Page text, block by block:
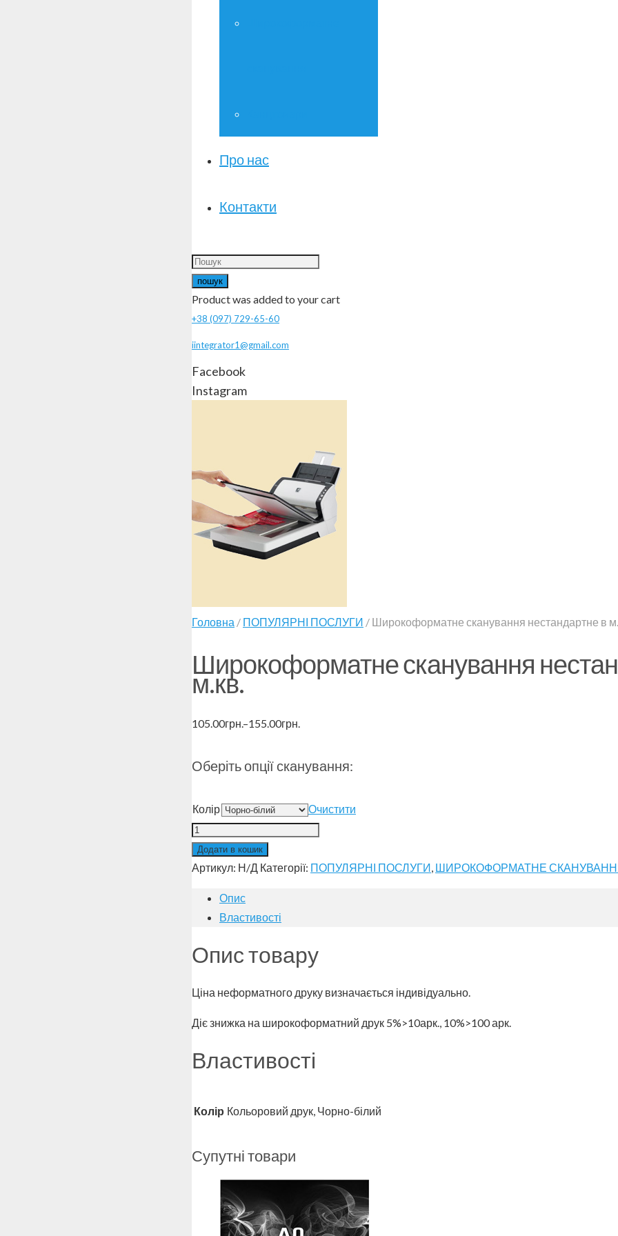
Про нас
Контакти
пошук
Productwas added to your cart
+38 (097) 729-65-60
iintegrator1@gmail.com
Facebook
Instagram
Головна / ПОПУЛЯРНІ ПОСЛУГИ / Широкоформатне сканування нестандартне в
Широкоформатне сканування
м.кв.
105.00грн.–155.00грн.
Оберіть опції сканування:
Колір Очистити
Додати в кошик
Артикул: Н/Д Категорії: ПОПУЛЯРНІ ПОСЛУГИ, ШИРОКОФОРМАТНЕ
Опис
Властивості
Опис товару
Ціна неформатного друку визначається індивідуально.
Діє знижка на широкоформатний друк 5%>10арк., 10%>100 арк.
Властивості
Колір Кольоровий друк, Чорно-білий
Супутні товари